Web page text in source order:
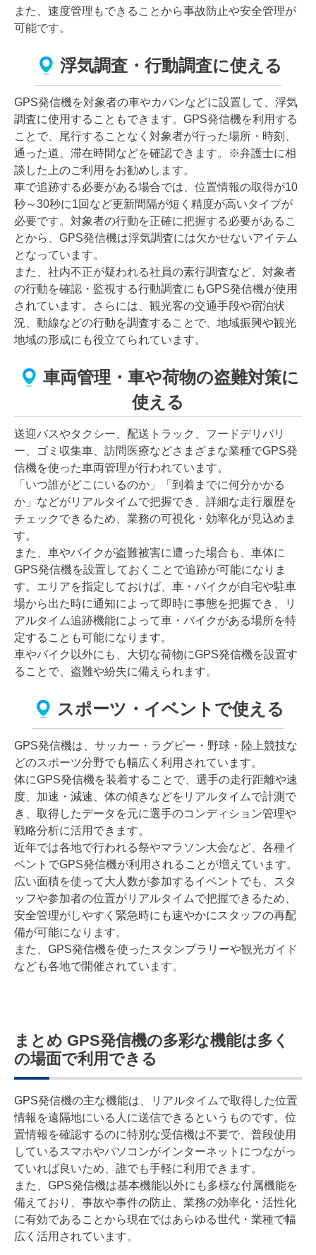
また、速度管理もできることから事故防止や安全管理が
可能です。
浮気調査・行動調査に使える
GPS発信機を対象者の車やカバンなどに設置して、浮気
調査に使用することもできます。GPS発信機を利用する
ことで、尾行することなく対象者が行った場所・時刻、
通った道、滞在時間などを確認できます。※弁護士に相
談した上のご利用をお勧めします。
車で追跡する必要がある場合では、位置情報の取得が10
秒～30秒に1回など更新間隔が短く精度が高いタイプが
必要です。対象者の行動を正確に把握する必要があるこ
とから、GPS発信機は浮気調査には欠かせないアイテム
となっています。
また、社内不正が疑われる社員の素行調査など、対象者
の行動を確認・監視する行動調査にもGPS発信機が使用
されています。さらには、観光客の交通手段や宿泊状
況、動線などの行動を調査することで、地域振興や観光
地域の形成にも役立てられています。
車両管理・車や荷物の盗難対策に
使える
送迎バスやタクシー、配送トラック、フードデリバリ
ー、ゴミ収集車、訪問医療などさまざまな業種でGPS発
信機を使った車両管理が行われています。
「いつ誰がどこにいるのか」「到着までに何分かかる
か」などがリアルタイムで把握でき、詳細な走行履歴を
チェックできるため、業務の可視化・効率化が見込めま
す。
また、車やバイクが盗難被害に遭った場合も、車体に
GPS発信機を設置しておくことで追跡が可能になりま
す。エリアを指定しておけば、車・バイクが自宅や駐車
場から出た時に通知によって即時に事態を把握でき、リ
アルタイム追跡機能によって車・バイクがある場所を特
定することも可能になります。
車やバイク以外にも、大切な荷物にGPS発信機を設置す
ることで、盗難や紛失に備えられます。
スポーツ・イベントで使える
GPS発信機は、サッカー・ラグビー・野球・陸上競技な
どのスポーツ分野でも幅広く利用されています。
体にGPS発信機を装着することで、選手の走行距離や速
度、加速・減速、体の傾きなどをリアルタイムで計測で
き、取得したデータを元に選手のコンディション管理や
戦略分析に活用できます。
近年では各地で行われる祭やマラソン大会など、各種イ
ベントでGPS発信機が利用されることが増えています。
広い面積を使って大人数が参加するイベントでも、スタ
ッフや参加者の位置がリアルタイムで把握できるため、
安全管理がしやすく緊急時にも速やかにスタッフの再配
備が可能になります。
また、GPS発信機を使ったスタンプラリーや観光ガイド
なども各地で開催されています。
まとめ GPS発信機の多彩な機能は多く
の場面で利用できる
GPS発信機の主な機能は、リアルタイムで取得した位置
情報を遠隔地にいる人に送信できるというものです。位
置情報を確認するのに特別な受信機は不要で、普段使用
しているスマホやパソコンがインターネットにつながっ
ていれば良いため、誰でも手軽に利用できます。
また、GPS発信機は基本機能以外にも多様な付属機能を
備えており、事故や事件の防止、業務の効率化・活性化
に有効であることから現在ではあらゆる世代・業種で幅
広く活用されています。